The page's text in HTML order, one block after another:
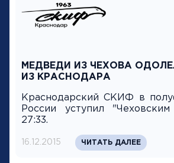
МЕДВЕДИ ИЗ ЧЕХОВА
ИЗ КРАСНОДАРА
Краснодарский СКИФ в
России уступил
27:33.
16.12.2015 ЧИТАТЬ ДАЛЕЕ